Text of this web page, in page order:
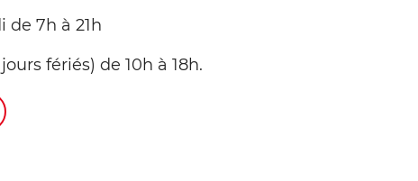
7h à 21h
fériés) de 10h à 18h.